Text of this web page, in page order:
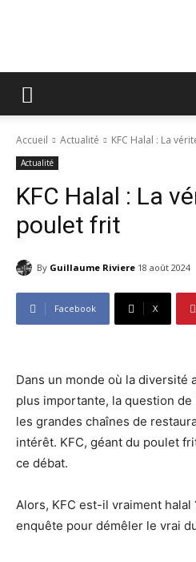
Accueil Actualité KFC Halal : La
Actualité
KFC Halal : La
poulet frit
By Guillaume Riviere 18 août 2024
Facebook X
Dans un monde où la diversité
plus importante, la question
les grandes chaînes de
intérêt. KFC, géant du poulet
ce débat.
Alors, KFC est-il vraiment halal
enquête pour démêler le vrai